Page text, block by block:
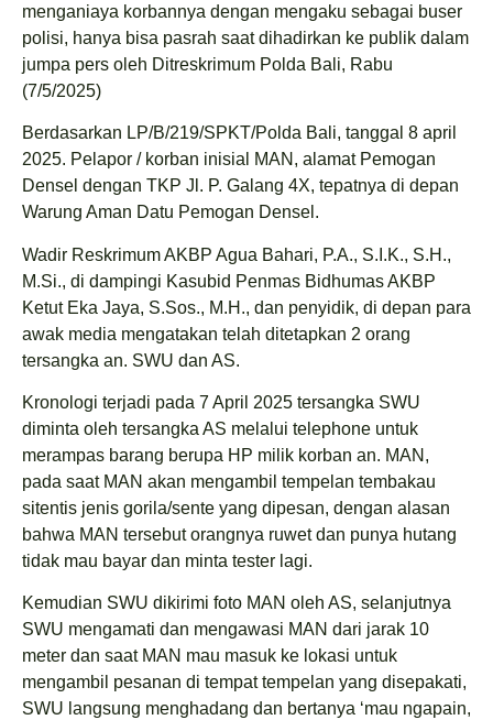
menganiaya korbannya dengan mengaku sebagai buser
polisi, hanya bisa pasrah saat dihadirkan ke publik dalam
jumpa pers oleh Ditreskrimum Polda Bali, Rabu
(7/5/2025)
Berdasarkan LP/B/219/SPKT/Polda Bali, tanggal 8 april
2025. Pelapor / korban inisial MAN, alamat Pemogan
Densel dengan TKP Jl. P. Galang 4X, tepatnya di depan
Warung Aman Datu Pemogan Densel.
Wadir Reskrimum AKBP Agua Bahari, P.A., S.I.K., S.H.,
M.Si., di dampingi Kasubid Penmas Bidhumas AKBP
Ketut Eka Jaya, S.Sos., M.H., dan penyidik, di depan para
awak media mengatakan telah ditetapkan 2 orang
tersangka an. SWU dan AS.
Kronologi terjadi pada 7 April 2025 tersangka SWU
diminta oleh tersangka AS melalui telephone untuk
merampas barang berupa HP milik korban an. MAN,
pada saat MAN akan mengambil tempelan tembakau
sitentis jenis gorila/sente yang dipesan, dengan alasan
bahwa MAN tersebut orangnya ruwet dan punya hutang
tidak mau bayar dan minta tester lagi.
Kemudian SWU dikirimi foto MAN oleh AS, selanjutnya
SWU mengamati dan mengawasi MAN dari jarak 10
meter dan saat MAN mau masuk ke lokasi untuk
mengambil pesanan di tempat tempelan yang disepakati,
SWU langsung menghadang dan bertanya ‘mau ngapain,